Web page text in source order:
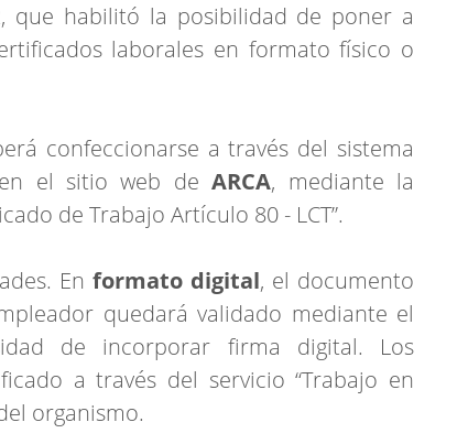
que habilitó la posibilidad de poner a
laborales en formato físico o
confeccionarse a través del sistema
en el sitio web deARCA, mediante la
de Trabajo Artículo 80 - LCT”.
En formato digital, el documento
quedará validado mediante el
de incorporar firma digital. Los
a través del servicio “Trabajo en
organismo.